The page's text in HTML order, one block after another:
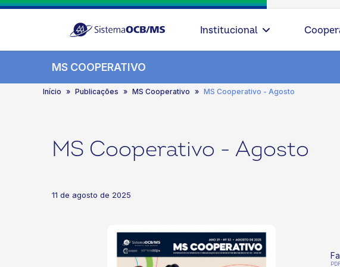
Institucional
MS COOPERATIVO
Início Publicações MS Cooperativo MS Cooperativo - Agosto
MS Cooperativo - Agosto
11 de agosto de 2025